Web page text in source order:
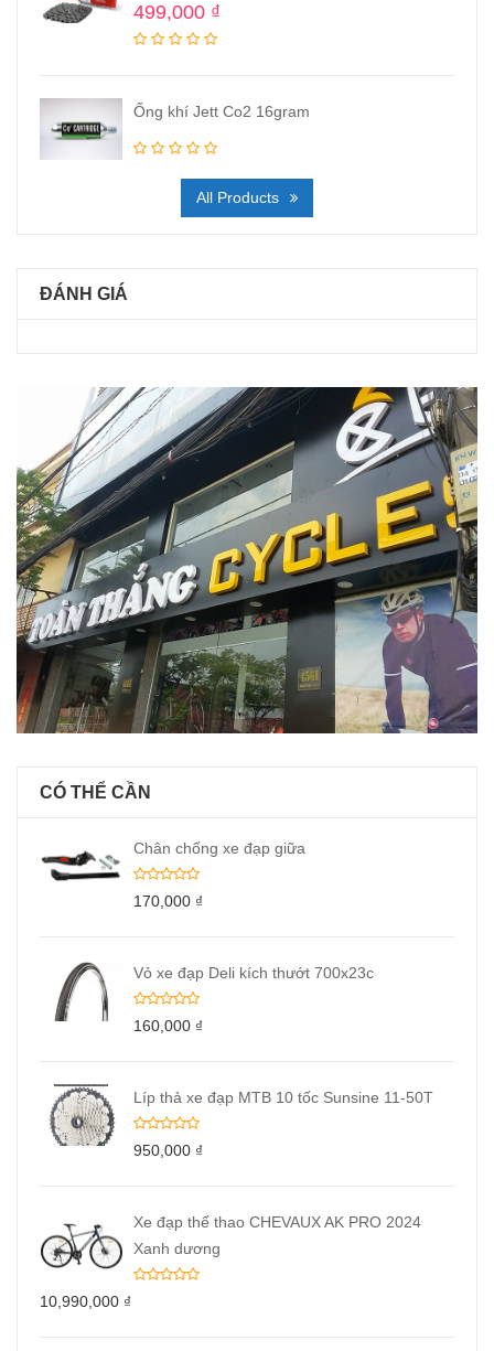
499,000 ₫
Ống khí Jett Co2 16gram
All Products
ĐÁNH GIÁ
CÓ THỂ CẦN
Chân chống xe đạp giữa
170,000 ₫
Vỏ xe đạp Deli kích thướt 700x23c
160,000 ₫
Líp thả xe đạp MTB 10 tốc Sunsine 11-50T
950,000 ₫
Xe đạp thể thao CHEVAUX AK PRO 2024
Xanh dương
10,990,000 ₫